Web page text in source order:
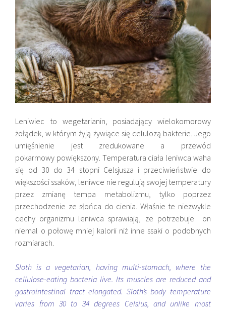
Leniwiec to wegetarianin, posiadający wielokomorowy
żołądek, w którym żyją żywiące się celulozą bakterie. Jego
umięśnienie jest zredukowane a przewód
pokarmowy powiększony. Temperatura ciała leniwca waha
się od 30 do 34 stopni Celsjusza i przeciwieństwie do
większości ssaków, leniwce nie regulują swojej temperatury
przez zmianę tempa metabolizmu, tylko poprzez
przechodzenie ze słońca do cienia. Właśnie te niezwykle
cechy organizmu leniwca sprawiają, ze potrzebuje on
niemal o połowę mniej kalorii niż inne ssaki o podobnych
rozmiarach.
Sloth is a vegetarian, having multi-stomach, where the
cellulose-eating bacteria live. Its muscles are reduced and
gastrointestinal tract elongated. Sloth’s body temperature
varies from 30 to 34 degrees Celsius, and unlike most